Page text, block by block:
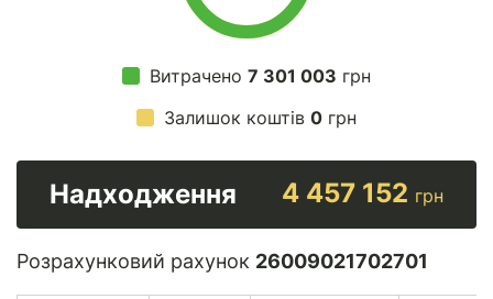
Витрачено 7 301 003 грн
Залишок коштів 0 грн
Надходження 4 457 152 грн
Розрахунковий рахунок 26009021702701